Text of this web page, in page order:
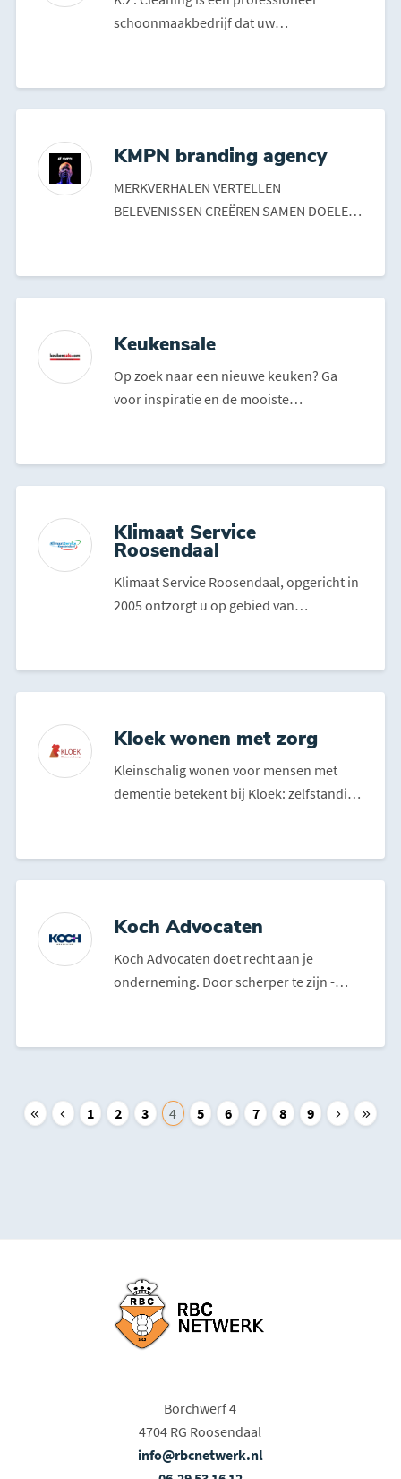
schoonmaakbedrijf dat uw
KMPN branding agency
MERKVERHALEN VERTELLEN
BELEVENISSEN CREËREN SAMEN DOELEN
Keukensale
Op zoek naar een nieuwe keuken? Ga
voor inspiratie en de mooiste
Klimaat Service
Roosendaal
Klimaat Service Roosendaal, opgericht in
2005 ontzorgt u op gebied van
Kloek wonen met zorg
Kleinschalig wonen voor mensen met
dementie betekent bij Kloek: zelfstandig
Koch Advocaten
Koch Advocaten doet recht aan je
onderneming. Door scherper te zijn -
1 2 3 4 5 6 7 8 9
Borchwerf 4
4704 RG Roosendaal
info@rbcnetwerk.nl